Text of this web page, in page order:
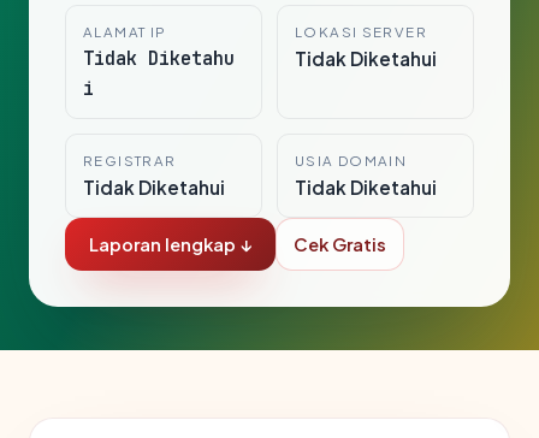
ALAMAT IP
Tidak Diketahu
i
LOKASI SERVER
Tidak Diketahui
REGISTRAR
Tidak Diketahui
USIA DOMAIN
Tidak Diketahui
Laporan lengkap ↓ Cek Gratis